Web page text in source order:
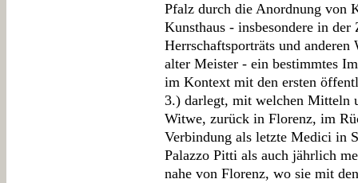
Pfalz durch die Anordnung von
Kunsthaus - insbesondere in der
Herrschaftsporträts und
alter Meister - ein bestimmtes
im Kontext mit den ersten
3.) darlegt, mit welchen Mitteln
Witwe, zurück in Florenz, im
Verbindung als letzte Medici in
Palazzo Pitti als auch jährlich
nahe von Florenz, wo sie mit